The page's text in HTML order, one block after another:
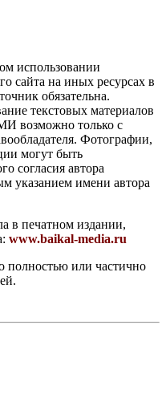
использовании
сайта на иных ресурсах в
обязательна.
текстовых материалов
возможно только с
Фотографии,
могут быть
согласия автора
указанием имени автора
в печатном издании,
www.baikal-media.ru
полностью или частично